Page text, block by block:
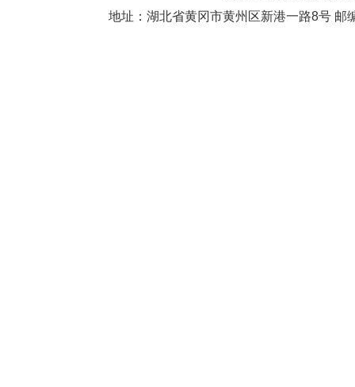
地址：湖北省黄冈市黄州区新港一路8号